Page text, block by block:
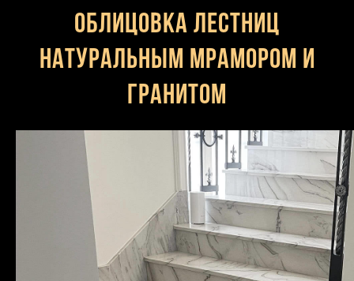
Облицовка лестниц
натуральным мрамором и
гранитом